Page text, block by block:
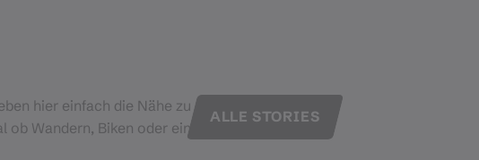
hier einfach die Nähe zu
ob Wandern, Biken oder ein
ALLE STORIES